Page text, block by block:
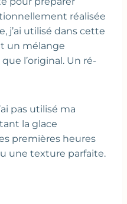
réalisée
j’ai utilisé dans cette
un mélange
l’original. Un ré-
pas utilisé ma
la glace
premières heures
une texture parfaite.